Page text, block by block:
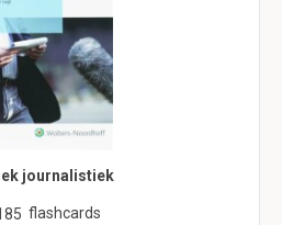
journalistiek
flashcards